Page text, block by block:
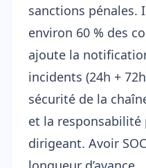
sanctions pénales.
environ 60 % des
ajoute la
incidents (24h +
sécurité de la
et la responsabilité
dirigeant. Avoir